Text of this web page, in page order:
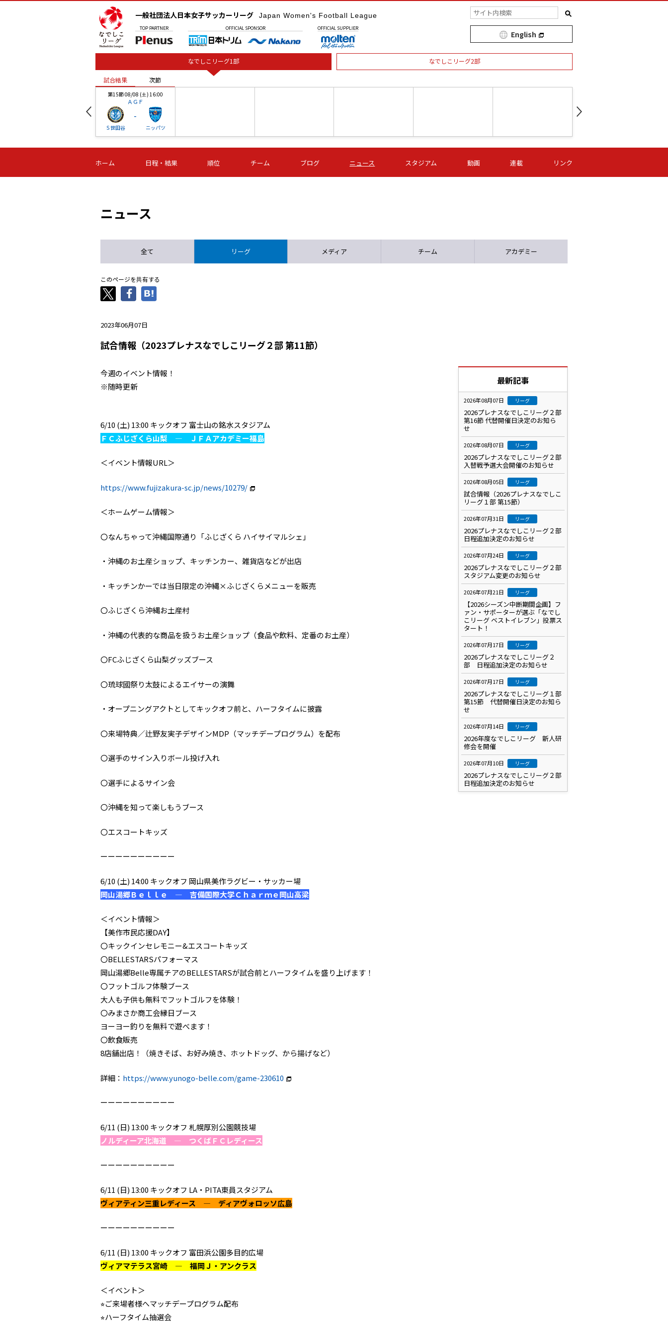
一般社団法人日本女子サッカーリーグ Japan Women's Football League
TOP PARTNER OFFICIAL SPONSOR OFFICIAL SUPPLIER
English
なでしこリーグ1部 なでしこリーグ2部
試合結果 次節
第15節 08/08 (土) 16:00
ＡＧＦ
Ｓ世田谷
-
ニッパツ
-
第16節 09/05 (土) 15:00
ニッパツ
-
第16節 09/05 (土) 15:00
石人の星
-
第16節 09/05 (土) 16:00
ＡＧＦ
-
いちご
-
第16節 09/06 (日) 15:00
-
第16節 09/06 (日) 15:00
- -
試合結果 次節
ホーム 日程・結果 順位 チーム ブログ ニュース スタジアム 動画 連載 リンク
ニュース
全て リーグ メディア チーム アカデミー
このページを共有する
2023年06月07日
試合情報（2023プレナスなでしこリーグ２部 第11節）
今週のイベント情報！
※随時更新
6/10 (土) 13:00 キックオフ 富士山の銘水スタジアム
ＦＣふじざくら山梨 ― ＪＦＡアカデミー福島
＜イベント情報URL＞
https://www.fujizakura-sc.jp/news/10279/
＜ホームゲーム情報＞
〇なんちゃって沖縄国際通り「ふじざくら ハイサイマルシェ」
・沖縄のお土産ショップ、キッチンカー、雑貨店などが出店
・キッチンかーでは当日限定の沖縄×ふじざくらメニューを販売
〇ふじざくら沖縄お土産村
・沖縄の代表的な商品を扱うお土産ショップ（食品や飲料、定番のお土産）
〇FCふじざくら山梨グッズブース
〇琉球國祭り太鼓によるエイサーの演舞
・オープニングアクトとしてキックオフ前と、ハーフタイムに披露
〇来場特典／辻野友実子デザインMDP（マッチデープログラム）を配布
〇選手のサイン入りボール投げ入れ
〇選手によるサイン会
〇沖縄を知って楽しもうブース
〇エスコートキッズ
ーーーーーーーーーー
6/10 (土) 14:00 キックオフ 岡山県美作ラグビー・サッカー場
岡山湯郷Ｂｅｌｌｅ ― 吉備国際大学Ｃｈａｒｍｅ岡山高梁
＜イベント情報＞
【美作市民応援DAY】
〇キックインセレモニー&エスコートキッズ
〇BELLESTARSパフォーマス
岡山湯郷Belle専属チアのBELLESTARSが試合前とハーフタイムを盛り上げます！
〇フットゴルフ体験ブース
大人も子供も無料でフットゴルフを体験！
〇みまさか商工会縁日ブース
ヨーヨー釣りを無料で遊べます！
〇飲食販売
8店舗出店！（焼きそば、お好み焼き、ホットドッグ、から揚げなど）
詳細： https://www.yunogo-belle.com/game-230610
ーーーーーーーーーー
6/11 (日) 13:00 キックオフ 札幌厚別公園競技場
ノルディーア北海道 ― つくばＦＣレディース
ーーーーーーーーーー
6/11 (日) 13:00 キックオフ LA・PITA東員スタジアム
ヴィアティン三重レディース ― ディアヴォロッソ広島
ーーーーーーーーーー
6/11 (日) 13:00 キックオフ 富田浜公園多目的広場
ヴィアマテラス宮崎 ― 福岡Ｊ・アンクラス
＜イベント＞
⭐︎ご来場者様へマッチデープログラム配布
⭐︎ハーフタイム抽選会
最新記事
2026年08月07日 リーグ
2026プレナスなでしこリーグ２部
第16節 代替開催日決定のお知ら
せ
2026年08月07日 リーグ
2026プレナスなでしこリーグ２部
入替戦予選大会開催のお知らせ
2026年08月05日 リーグ
試合情報（2026プレナスなでしこ
リーグ１部 第15節）
2026年07月31日 リーグ
2026プレナスなでしこリーグ２部
日程追加決定のお知らせ
2026年07月24日 リーグ
2026プレナスなでしこリーグ２部
スタジアム変更のお知らせ
2026年07月21日 リーグ
【2026シーズン中断期間企画】フ
ァン・サポーターが選ぶ「なでし
こリーグ ベストイレブン」投票ス
タート！
2026年07月17日 リーグ
2026プレナスなでしこリーグ２
部 日程追加決定のお知らせ
2026年07月17日 リーグ
2026プレナスなでしこリーグ１部
第15節 代替開催日決定のお知ら
せ
2026年07月14日 リーグ
2026年度なでしこリーグ 新人研
修会を開催
2026年07月10日 リーグ
2026プレナスなでしこリーグ２部
日程追加決定のお知らせ